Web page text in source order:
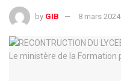
by GIB 8 mars 2024